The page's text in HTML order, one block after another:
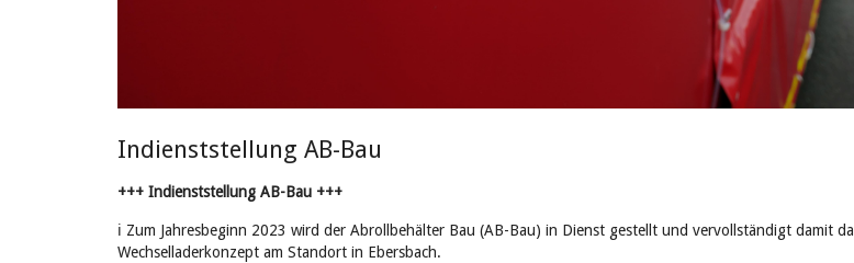
Indienststellung AB-Bau
+++ Indienststellung AB-Bau +++
ℹ️ Zum Jahresbeginn 2023 wird der Abrollbehälter Bau (AB-Bau) in Dienst gestellt und vervollständigt damit
Wechselladerkonzept am Standort in Ebersbach.